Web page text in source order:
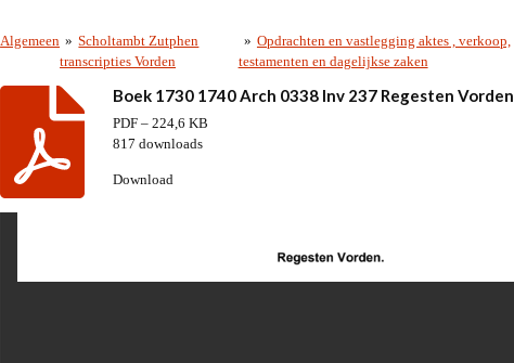
Algemeen » Scholtambt Zutphen
transcripties Vorden
» Opdrachten en vastlegging aktes , verkoop,
testamenten en dagelijkse zaken
Boek 1730 1740 Arch 0338 Inv 237 Regesten Vorden
PDF – 224,6 KB
817 downloads
Download